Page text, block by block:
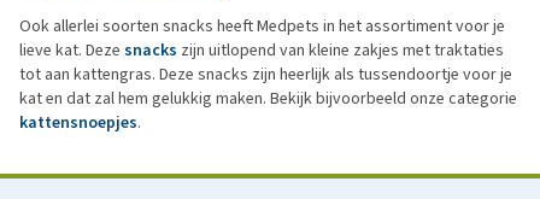
Ook allerlei soorten snacks heeft Medpets in het assortiment voor je
lieve kat. Deze snacks zijn uitlopend van kleine zakjes met traktaties
tot aan kattengras. Deze snacks zijn heerlijk als tussendoortje voor je
kat en dat zal hem gelukkig maken. Bekijk bijvoorbeeld onze categorie
kattensnoepjes.